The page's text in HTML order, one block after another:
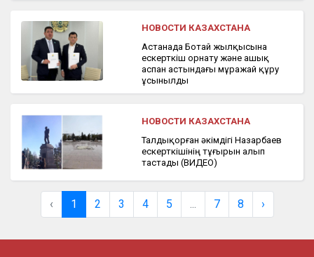
НОВОСТИ КАЗАХСТАНА
Астанада Ботай жылқысына
ескерткіш орнату және ашық
аспан астындағы мұражай құру
ұсынылды
НОВОСТИ КАЗАХСТАНА
Талдықорған әкімдігі Назарбаев
ескерткішінің тұғырын алып
тастады (ВИДЕО)
‹ 1 2 3 4 5 7 8 ›